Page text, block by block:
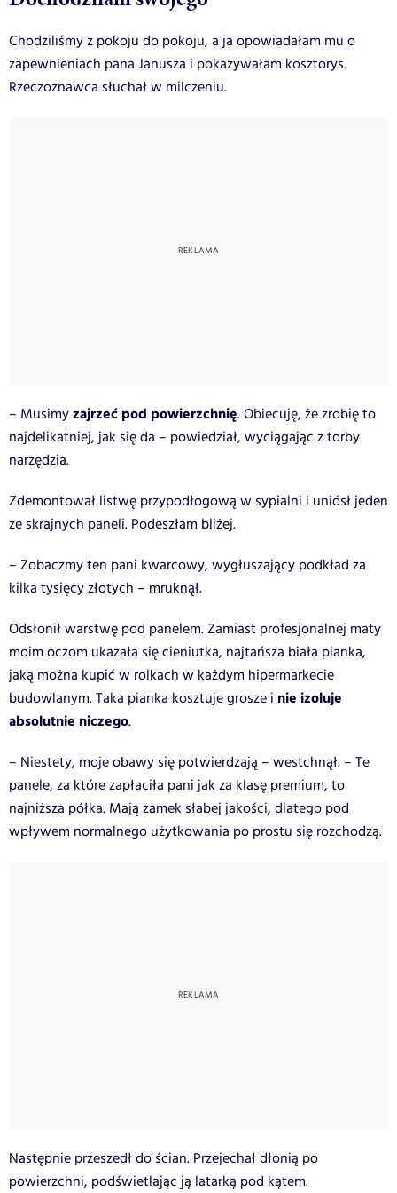
Chodziliśmy z pokoju do pokoju, a ja opowiadałam mu o
zapewnieniach pana Janusza i pokazywałam kosztorys.
Rzeczoznawca słuchał w milczeniu.
– Musimyzajrzeć pod powierzchnię. Obiecuję, że zrobię to
najdelikatniej, jak się da – powiedział, wyciągając z torby
narzędzia.
Zdemontował listwę przypodłogową w sypialni i uniósł jeden
ze skrajnych paneli. Podeszłam bliżej.
– Zobaczmy ten pani kwarcowy, wygłuszający podkład za
kilka tysięcy złotych – mruknął.
Odsłonił warstwę pod panelem. Zamiast profesjonalnej maty
moim oczom ukazała się cieniutka, najtańsza biała pianka,
jaką można kupić w rolkach w każdym hipermarkecie
budowlanym. Taka pianka kosztuje grosze i nie izoluje
absolutnie niczego.
– Niestety, moje obawy się potwierdzają – westchnął. – Te
panele, za które zapłaciła pani jak za klasę premium, to
najniższa półka. Mają zamek słabej jakości, dlatego pod
wpływem normalnego użytkowania po prostu się rozchodzą.
Następnie przeszedł do ścian. Przejechał dłonią po
powierzchni, podświetlając ją latarką pod kątem.